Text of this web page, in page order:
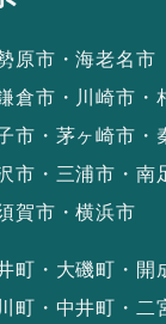
原市・海老名市
倉市・川崎市・
市・茅ヶ崎市・
市・三浦市・南
賀市・横浜市
町・大磯町・開
町・中井町・二